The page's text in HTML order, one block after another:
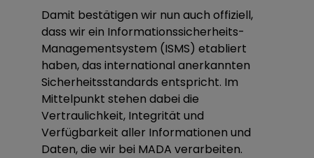
Damit bestätigen wir nun auch offiziell,
dass wir ein Informationssicherheits-
Managementsystem (ISMS) etabliert
haben, das international anerkannten
Sicherheitsstandards entspricht. Im
Mittelpunkt stehen dabei die
Vertraulichkeit, Integrität und
Verfügbarkeit aller Informationen und
Daten, die wir bei MADA verarbeiten.